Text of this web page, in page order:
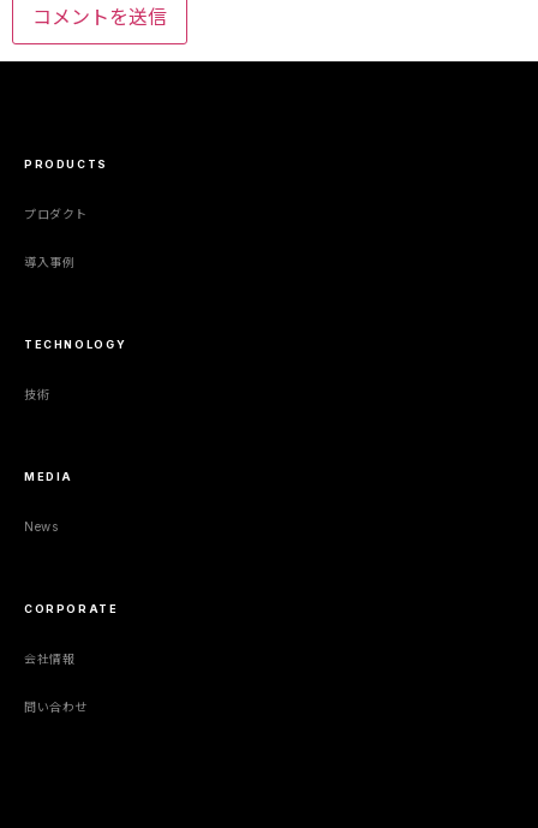
PRODUCTS
プロダクト
導入事例
TECHNOLOGY
技術
MEDIA
News
CORPORATE
会社情報
問い合わせ